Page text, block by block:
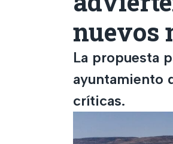
nuevos
La propuesta
ayuntamiento
críticas.